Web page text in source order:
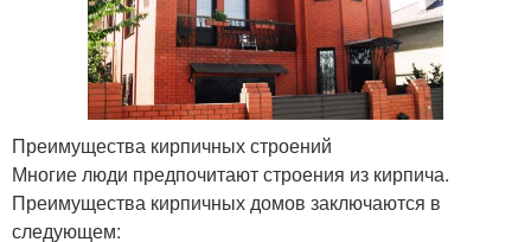
Преимущества кирпичных строений
Многие люди предпочитают строения из кирпича.
Преимущества кирпичных домов заключаются в
следующем: